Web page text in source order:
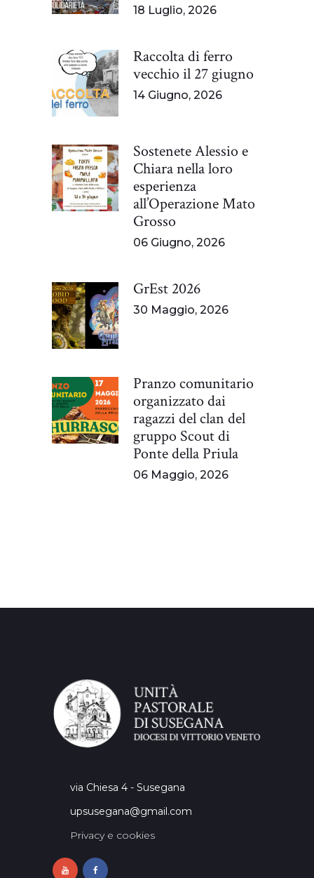
18 Luglio, 2026
Raccolta di ferro
vecchio il 27 giugno
14 Giugno, 2026
Sostenete Alessio e
Chiara nella loro
esperienza
all’Operazione Mato
Grosso
06 Giugno, 2026
GrEst 2026
30 Maggio, 2026
Pranzo comunitario
organizzato dai
ragazzi del clan del
gruppo Scout di
Ponte della Priula
06 Maggio, 2026
via Chiesa 4 - Susegana
upsusegana@gmail.com
Privacy e cookies